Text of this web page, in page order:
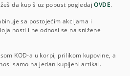
da kupiš uz popust pogledajOVDE.
sa postojećim akcijama i
i ne odnosi se na snižene
KOD-a u korpi, prilikom kupovine, a
samo na jedan kupljeni artikal.